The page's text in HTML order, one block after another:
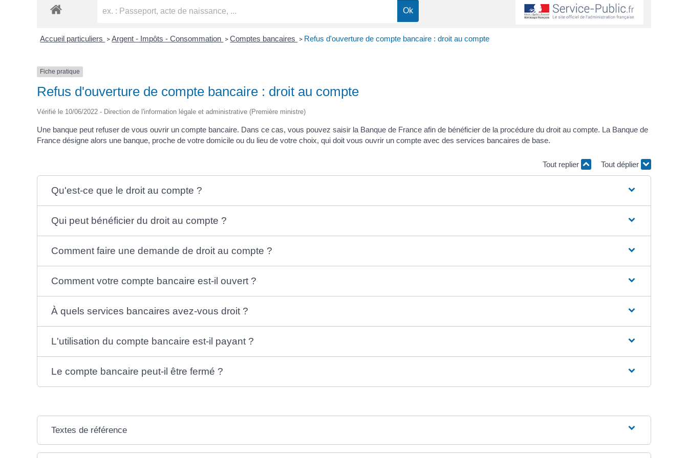
Accueil particuliers > Argent - Impôts - Consommation > Comptes bancaires > Refus d'ouverture de compte bancaire : droit au compte
Fiche pratique
Refus d'ouverture de compte bancaire : droit au compte
Vérifié le 10/06/2022 - Direction de l'information légale et administrative (Première ministre)
Une banque peut refuser de vous ouvrir un compte bancaire. Dans ce cas, vous pouvez saisir la Banque de France afin de bénéficier de la procédure du droit au compte. La Banque de
France désigne alors une banque, proche de votre domicile ou du lieu de votre choix, qui doit vous ouvrir un compte avec des services bancaires de base.
Tout replier Tout déplier
Qu'est-ce que le droit au compte ?
Qui peut bénéficier du droit au compte ?
Comment faire une demande de droit au compte ?
Comment votre compte bancaire est-il ouvert ?
À quels services bancaires avez-vous droit ?
L'utilisation du compte bancaire est-il payant ?
Le compte bancaire peut-il être fermé ?
Textes de référence